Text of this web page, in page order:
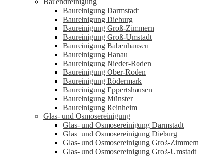
Bauendreinigung
Baureinigung Darmstadt
Baureinigung Dieburg
Baureinigung Groß-Zimmern
Baureinigung Groß-Umstadt
Baureinigung Babenhausen
Baureinigung Hanau
Baureinigung Nieder-Roden
Baureinigung Ober-Roden
Baureinigung Rödermark
Baureinigung Eppertshausen
Baureinigung Münster
Baureinigung Reinheim
Glas- und Osmosereinigung
Glas- und Osmosereinigung Darmstadt
Glas- und Osmosereinigung Dieburg
Glas- und Osmosereinigung Groß-Zimmern
Glas- und Osmosereinigung Groß-Umstadt